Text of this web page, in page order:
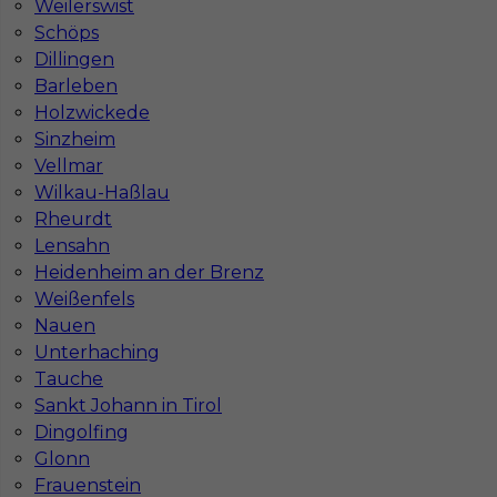
Weilerswist
Schöps
Dillingen
Barleben
Holzwickede
Sinzheim
Vellmar
Wilkau-Haßlau
Rheurdt
Lensahn
Heidenheim an der Brenz
Weißenfels
Nauen
Unterhaching
Tauche
Sankt Johann in Tirol
Dingolfing
Glonn
Frauenstein
Praca dla dekarza blacharza w Niemczech
Kategoria Prace budowlane
Lokalizacja Niemcy
Wymagane języki
Stawka 15 - 17 € / h
Glazurnik praca za granicą